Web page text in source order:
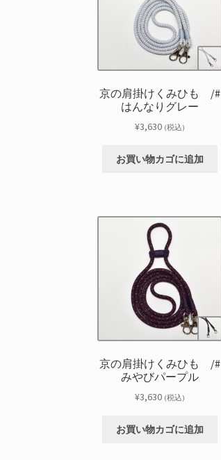
京の肩掛けくみひも /#
はんなりグレー
¥3,630 (税込)
お買い物カゴに追加
京の肩掛けくみひも /#
みやびパープル
¥3,630 (税込)
お買い物カゴに追加